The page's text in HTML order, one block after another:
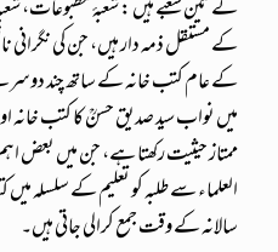
کے تین شعبے ہیں : شعبۂ مطبوعات،
کے مستقل ذمہ دار ہیں، جن کی نگرانی
کے عام کتب خانہ کے ساتھ چند
میں نواب سید صدیق حسنؒ کا کتب خانہ اور
ممتاز حیثیت رکھتا ہے، جن میں بعض
العلماء سے طلبہ کو تعلیم کے سلسلہ میں
سالانہ کے وقت جمع کرالی جاتی ہیں۔